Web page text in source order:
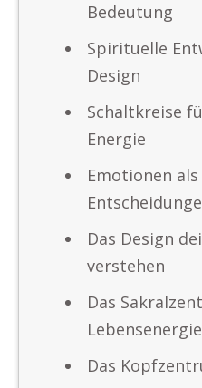
Bedeutung
Spirituelle
Design
Schaltkreise
Energie
Emotionen
Das Design
verstehen
Das
Lebensenergie
Das